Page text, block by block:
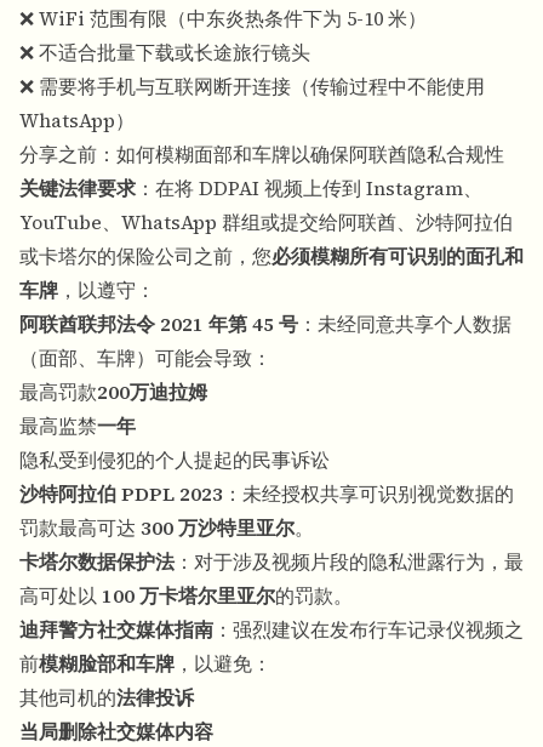
❌ WiFi 范围有限（中东炎热条件下为 5-10 米）
❌ 不适合批量下载或长途旅行镜头
❌ 需要将手机与互联网断开连接（传输过程中不能使用
WhatsApp）
分享之前：如何模糊面部和车牌以确保阿联酋隐私合规性
关键法律要求 ：在将 DDPAI 视频上传到 Instagram、
YouTube、WhatsApp 群组或提交给阿联酋、沙特阿拉伯
或卡塔尔的保险公司之前，您必须模糊所有可识别的面孔和
车牌 ，以遵守：
阿联酋联邦法令 2021 年第 45 号 ：未经同意共享个人数据
（面部、车牌）可能会导致：
最高罚款200万迪拉姆
最高监禁一年
隐私受到侵犯的个人提起的民事诉讼
沙特阿拉伯 PDPL 2023 ：未经授权共享可识别视觉数据的
罚款最高可达 300 万沙特里亚尔。
卡塔尔数据保护法：对于涉及视频片段的隐私泄露行为，最
高可处以 100 万卡塔尔里亚尔的罚款。
迪拜警方社交媒体指南 ：强烈建议在发布行车记录仪视频之
前模糊脸部和车牌 ，以避免：
其他司机的法律投诉
当局删除社交媒体内容